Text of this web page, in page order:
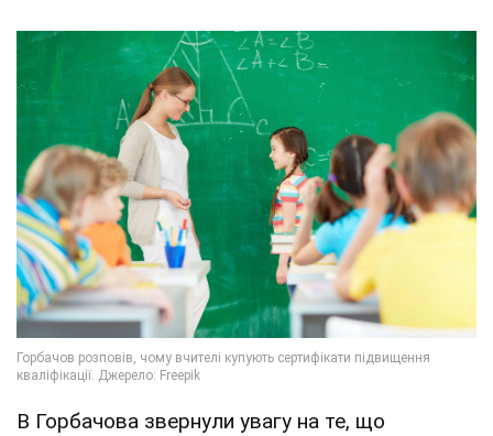
В Горбачова звернули увагу на те, що